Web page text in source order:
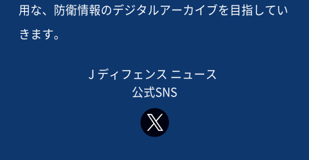
用な、防衛情報のデジタルアーカイブを目指してい
きます。
J ディフェンス ニュース
公式SNS